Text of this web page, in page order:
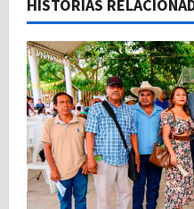
i
ó
n
d
e
HISTORIAS